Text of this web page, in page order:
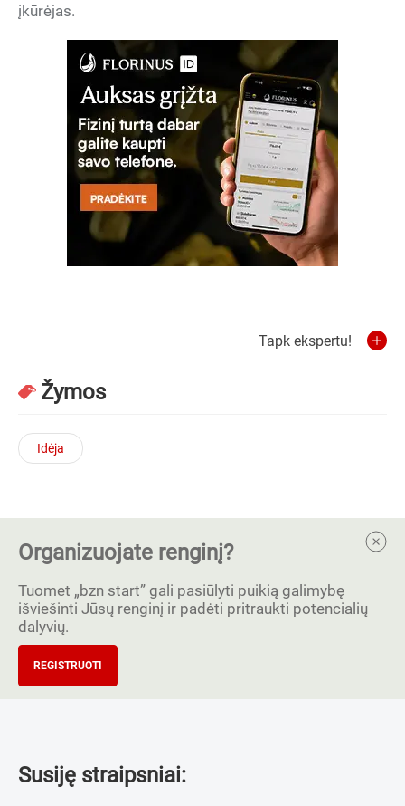
įkūrėjas.
Tapk ekspertu!
Žymos
Idėja
Organizuojate renginį?
Tuomet „bzn start” gali pasiūlyti puikią galimybę
išviešinti Jūsų renginį ir padėti pritraukti potencialių
dalyvių.
REGISTRUOTI
Susiję straipsniai: